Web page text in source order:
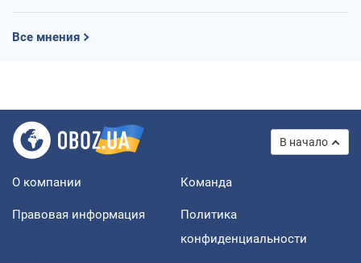
Все мнения
В начало
О компании Команда
Правовая информация
Политика
конфиденциальности